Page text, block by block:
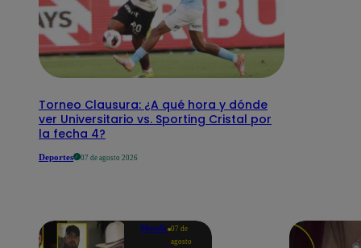
Torneo Clausura: ¿A qué hora y dónde
ver Universitario vs. Sporting Cristal por
la fecha 4?
Deportes 07 de agosto 2026
Mundo 07 de
agosto